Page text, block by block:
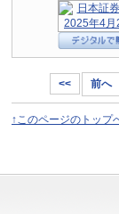
<< 前へ
↑このページのトップ